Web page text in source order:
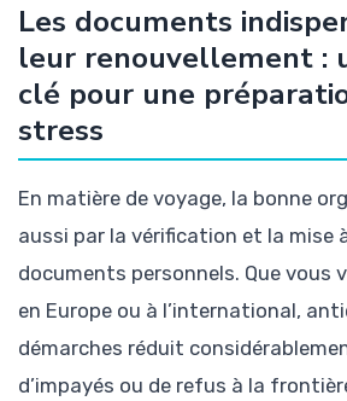
Les documents
leur renouvellement :
clé pour une
stress
En matière de voyage, la bonne
aussi par la vérification et la mise
documents personnels. Que vous
en Europe ou à l’international,
démarches réduit
d’impayés ou de refus à la